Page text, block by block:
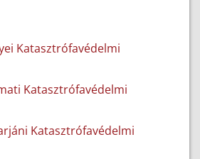
Katasztrófavédelmi
Katasztrófavédelmi
Katasztrófavédelmi